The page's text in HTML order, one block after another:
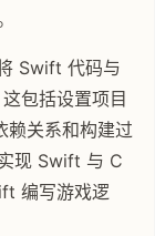
Swift 代码与
包括设置项目
关系和构建过
现 Swift 与 C
编写游戏逻